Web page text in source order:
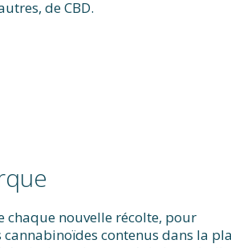
de CBD.
nouvelle récolte, pour
cannabinoïdes contenus dans la